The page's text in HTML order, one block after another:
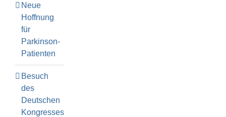
Neue
Hoffnung
für
Parkinson-
Patienten
Besuch
des
Deutschen
Kongresses